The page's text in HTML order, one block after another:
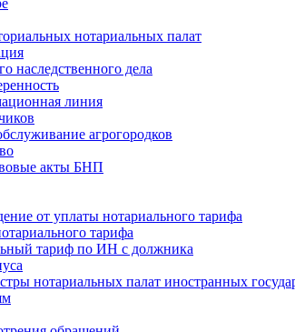
нотариальных палат
наследственного дела
линия
агрогородков
акты БНП
от уплаты нотариального тарифа
тарифа
тариф по ИН с должника
нотариальных палат иностранных